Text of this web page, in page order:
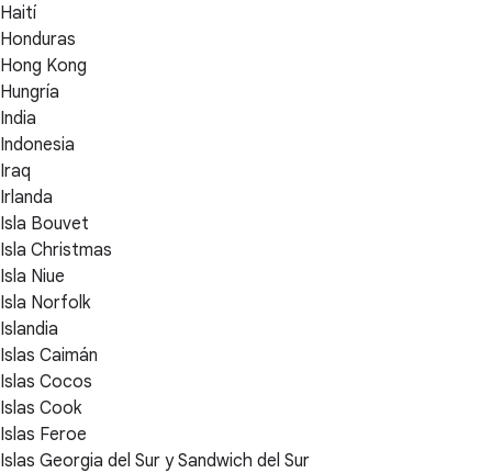
Haití
Honduras
Hong Kong
Hungría
India
Indonesia
Iraq
Irlanda
Isla Bouvet
Isla Christmas
Isla Niue
Isla Norfolk
Islandia
Islas Caimán
Islas Cocos
Islas Cook
Islas Feroe
Islas Georgia del Sur y Sandwich del Sur